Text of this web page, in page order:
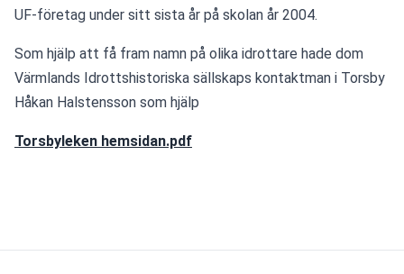
UF-företag under sitt sista år på skolan år 2004.
Som hjälp att få fram namn på olika idrottare hade dom
Värmlands Idrottshistoriska sällskaps kontaktman i Torsby
Håkan Halstensson som hjälp
Torsbyleken hemsidan.pdf